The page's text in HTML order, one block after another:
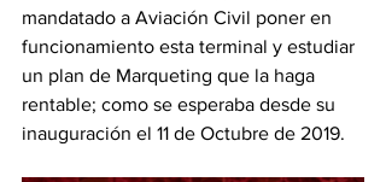
mandatado a Aviación Civil poner en
funcionamiento esta terminal y estudiar
un plan de Marqueting que la haga
rentable; como se esperaba desde su
inauguración el 11 de Octubre de 2019.